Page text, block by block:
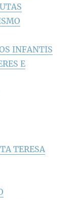
INFANTIS
E
TERESA